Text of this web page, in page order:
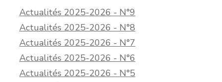
Actualités 2025-2026 - N°9
Actualités 2025-2026 - N°8
Actualités 2025-2026 - N°7
Actualités 2025-2026 - N°6
Actualités 2025-2026 - N°5